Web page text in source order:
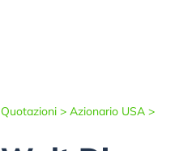
Quotazioni > Azionario USA >